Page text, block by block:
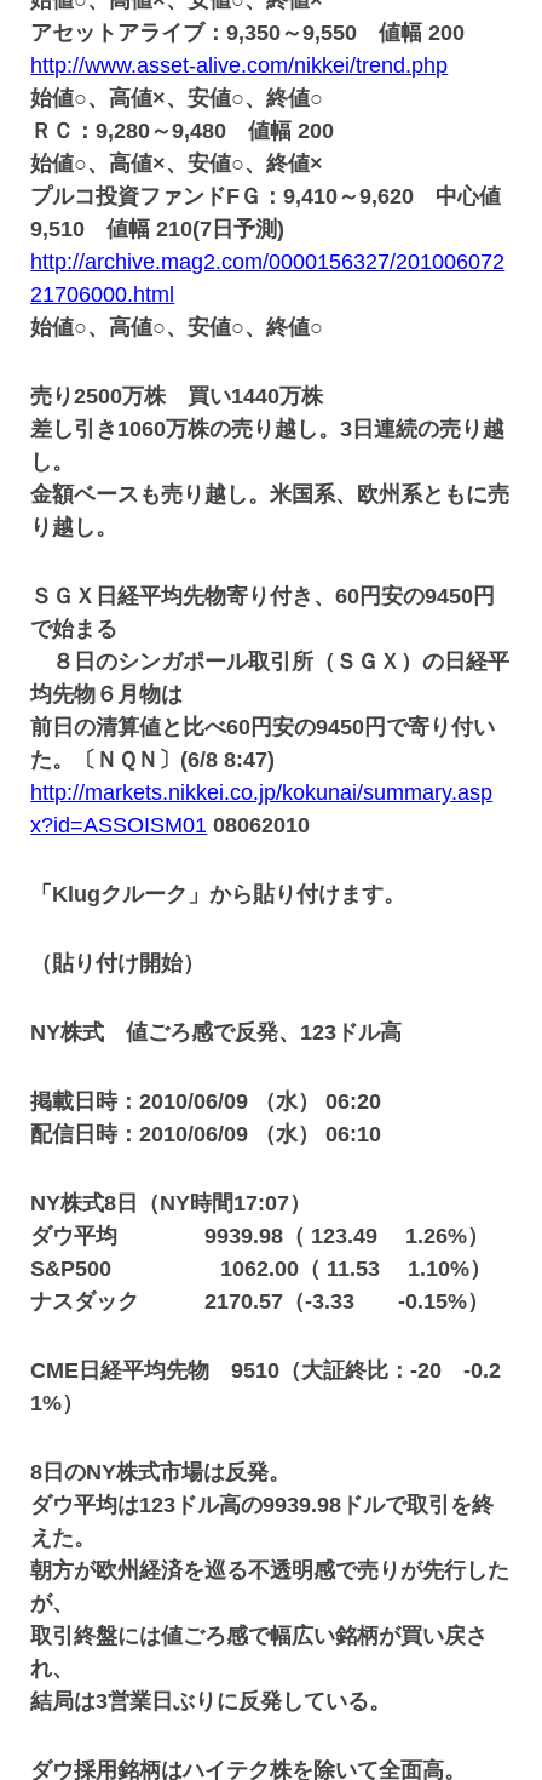
アセットアライブ：9,350～9,550 値幅 200
http://www.asset-alive.com/nikkei/trend.php
始値○、高値×、安値○、終値○
ＲＣ：9,280～9,480 値幅 200
始値○、高値×、安値○、終値×
プルコ投資ファンドFＧ：9,410～9,620 中心値
9,510 値幅 210(7日予測)
http://archive.mag2.com/0000156327/201006072
21706000.html
始値○、高値○、安値○、終値○
売り2500万株 買い1440万株
差し引き1060万株の売り越し。3日連続の売り越
し。
金額ベースも売り越し。米国系、欧州系ともに売
り越し。
ＳＧＸ日経平均先物寄り付き、60円安の9450円
で始まる
８日のシンガポール取引所（ＳＧＸ）の日経平
均先物６月物は
前日の清算値と比べ60円安の9450円で寄り付い
た。〔ＮＱＮ〕(6/8 8:47)
http://markets.nikkei.co.jp/kokunai/summary.asp
x?id=ASSOISM01 08062010
「Klugクルーク」から貼り付けます。
（貼り付け開始）
NY株式 値ごろ感で反発、123ドル高
掲載日時：2010/06/09 （水） 06:20
配信日時：2010/06/09 （水） 06:10
NY株式8日（NY時間17:07）
ダウ平均 9939.98（ 123.49 1.26%）
S&P500 1062.00（ 11.53 1.10%）
ナスダック 2170.57（-3.33 -0.15%）
CME日経平均先物 9510（大証終比：-20 -0.2
1%）
8日のNY株式市場は反発。
ダウ平均は123ドル高の9939.98ドルで取引を終
えた。
朝方が欧州経済を巡る不透明感で売りが先行した
が、
取引終盤には値ごろ感で幅広い銘柄が買い戻さ
れ、
結局は3営業日ぶりに反発している。
ダウ採用銘柄はハイテク株を除いて全面高。